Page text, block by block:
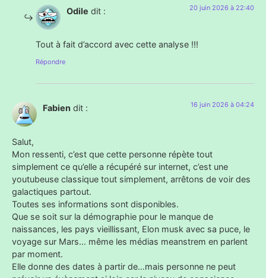
Odile dit : 20 juin 2026 à 22:40
Tout à fait d’accord avec cette analyse !!!
Répondre
Fabien dit : 16 juin 2026 à 04:24
Salut,
Mon ressenti, c’est que cette personne répète tout
simplement ce qu’elle a récupéré sur internet, c’est une
youtubeuse classique tout simplement, arrêtons de voir des
galactiques partout.
Toutes ses informations sont disponibles.
Que se soit sur la démographie pour le manque de
naissances, les pays vieillissant, Elon musk avec sa puce, le
voyage sur Mars… même les médias meanstrem en parlent
par moment.
Elle donne des dates à partir de…mais personne ne peut